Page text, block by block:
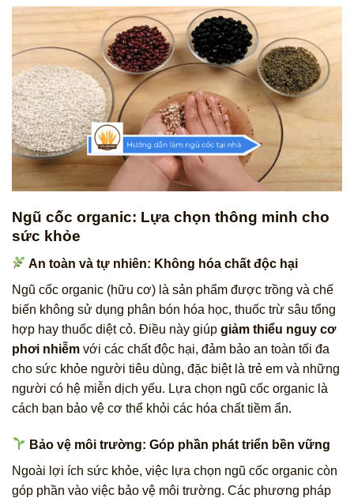
Ngũ cốc organic: Lựa chọn thông minh cho
sức khỏe
An toàn và tự nhiên: Không hóa chất độc hại
Ngũ cốc organic (hữu cơ) là sản phẩm được trồng và chế
biến không sử dụng phân bón hóa học, thuốc trừ sâu tổng
hợp hay thuốc diệt cỏ. Điều này giúp giảm thiểu nguy cơ
phơi nhiễm với các chất độc hại, đảm bảo an toàn tối đa
cho sức khỏe người tiêu dùng, đặc biệt là trẻ em và những
người có hệ miễn dịch yếu. Lựa chọn ngũ cốc organic là
cách bạn bảo vệ cơ thể khỏi các hóa chất tiềm ẩn.
Bảo vệ môi trường: Góp phần phát triển bền vững
Ngoài lợi ích sức khỏe, việc lựa chọn ngũ cốc organic còn
góp phần vào việc bảo vệ môi trường. Các phương pháp